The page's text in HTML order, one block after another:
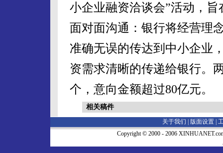
小企业融资洽谈会”活动，
面对面沟通：银行将经营理
准确无误的传达到中小企业
资需求清晰的传递给银行。
个，意向金额超过80亿元。
相关稿件
关于我们 | 版面设置
Copyright © 2000 - 2006